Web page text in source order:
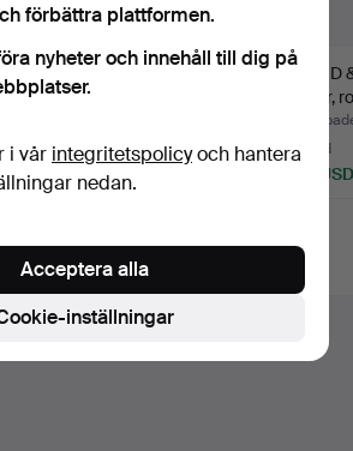
MATSALSGRUPP, 9
6 bud
169 USD
BORD
delar,
18/19…
3 bud
53 USD
förbättra plattformen.
nyheter och innehåll till dig på
i vår integritetspolicyoch hantera
nedan.
inställningar
Acceptera alla